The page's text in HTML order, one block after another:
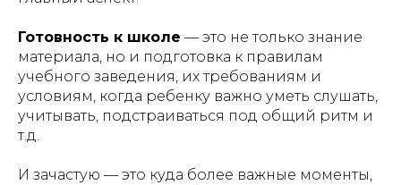
Готовность к школе — это не только знание
материала, но и подготовка к правилам
учебного заведения, их требованиям и
условиям, когда ребенку важно уметь слушать,
учитывать, подстраиваться под общий ритм и
т.д.
И зачастую — это куда более важные моменты,